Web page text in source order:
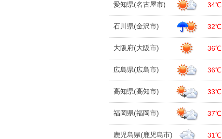
愛知県(名古屋市) 34℃
石川県(金沢市) 32℃
大阪府(大阪市) 36℃
広島県(広島市) 36℃
高知県(高知市) 33℃
福岡県(福岡市) 37℃
鹿児島県(鹿児島市) 31℃